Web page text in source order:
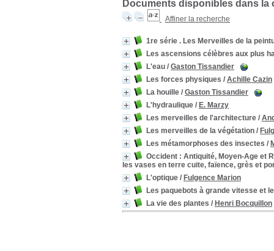
Documents disponibles dans la
Affiner la recherche
1re série . Les Merveilles de la
Les ascensions célèbres aux plus
L'eau / Gaston Tissandier
Les forces physiques / Achille Cazin
La houille / Gaston Tissandier
L'hydraulique / E. Marzy
Les merveilles de l'architecture /
Les merveilles de la végétation /
Les métamorphoses des insectes /
Occident : Antiquité, Moyen-Age et
les vases en terre cuite, faïence, grès et
L'optique / Fulgence Marion
Les paquebots à grande vitesse et
La vie des plantes / Henri Bocquillon